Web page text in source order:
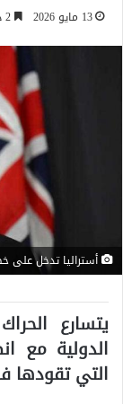
13 مايو 2026
أستراليا تدخل
يتسارع
الدولية مع
التي تقودها